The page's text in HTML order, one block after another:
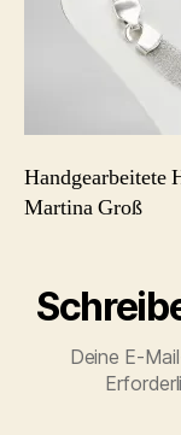
Handgearbeitete
Martina Groß
Deine E-